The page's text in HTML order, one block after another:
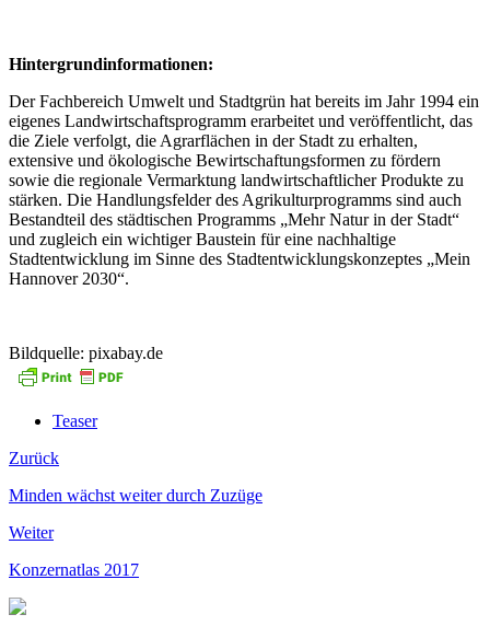
Hintergrundinformationen:
Der Fachbereich Umwelt und Stadtgrün hat bereits im Jahr 1994 ein
eigenes Landwirtschaftsprogramm erarbeitet und veröffentlicht, das
die Ziele verfolgt, die Agrarflächen in der Stadt zu erhalten,
extensive und ökologische Bewirtschaftungsformen zu fördern
sowie die regionale Vermarktung landwirtschaftlicher Produkte zu
stärken. Die Handlungsfelder des Agrikulturprogramms sind auch
Bestandteil des städtischen Programms „Mehr Natur in der Stadt“
und zugleich ein wichtiger Baustein für eine nachhaltige
Stadtentwicklung im Sinne des Stadtentwicklungskonzeptes „Mein
Hannover 2030“.
Bildquelle: pixabay.de
Teaser
Zurück
Minden wächst weiter durch Zuzüge
Weiter
Konzernatlas 2017